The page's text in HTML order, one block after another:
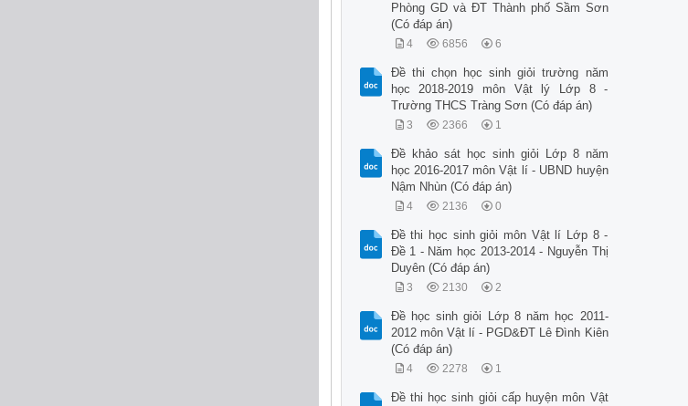
Phòng GD và ĐT Thành phố Sầm Sơn
(Có đáp án)
4 6856 6
Đề thi chọn học sinh giỏi trường năm
học 2018-2019 môn Vật lý Lớp 8 -
Trường THCS Tràng Sơn (Có đáp án)
3 2366 1
Đề khảo sát học sinh giỏi Lớp 8 năm
học 2016-2017 môn Vật lí - UBND huyện
Nậm Nhùn (Có đáp án)
4 2136 0
Đề thi học sinh giỏi môn Vật lí Lớp 8 -
Đề 1 - Năm học 2013-2014 - Nguyễn Thị
Duyên (Có đáp án)
3 2130 2
Đề học sinh giỏi Lớp 8 năm học 2011-
2012 môn Vật lí - PGD&ĐT Lê Đình Kiên
(Có đáp án)
4 2278 1
Đề thi học sinh giỏi cấp huyện môn Vật